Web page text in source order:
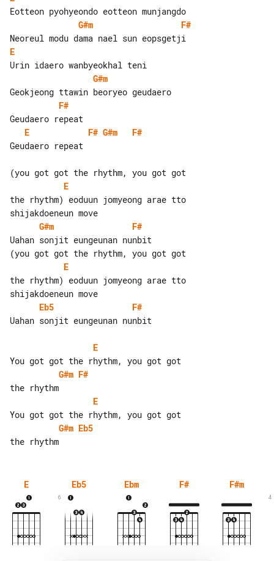
G#m
F#
E
G#m
F#
E
F# G#m
F#
Geudaero repeat
E
the rhythm) eoduun jomyeong arae tto
G#m
F#
Uahan sonjit eungeunan nunbit
E
the rhythm) eoduun jomyeong arae tto
Eb5
F#
Uahan sonjit eungeunan nunbit
E
G#m F#
E
G#m Eb5
E Eb5
6
Ebm F# F#m
4